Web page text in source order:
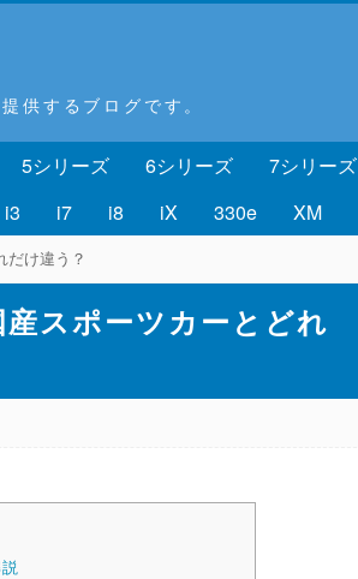
供するブログです。
5シリーズ 6シリーズ 7シリーズ
i3 i7 i8 iX 330e XM
だけ違う？
スポーツカーとどれ